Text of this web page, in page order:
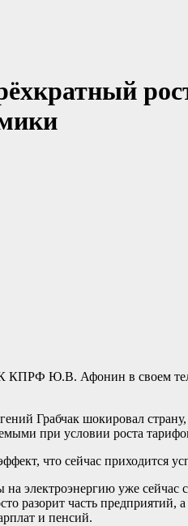
рост
КПРФ Ю.В. Афонин в своем
Грабчак шокировал
при условии роста
что сейчас приходится
на электроэнергию уже
разорит часть
и пенсий.